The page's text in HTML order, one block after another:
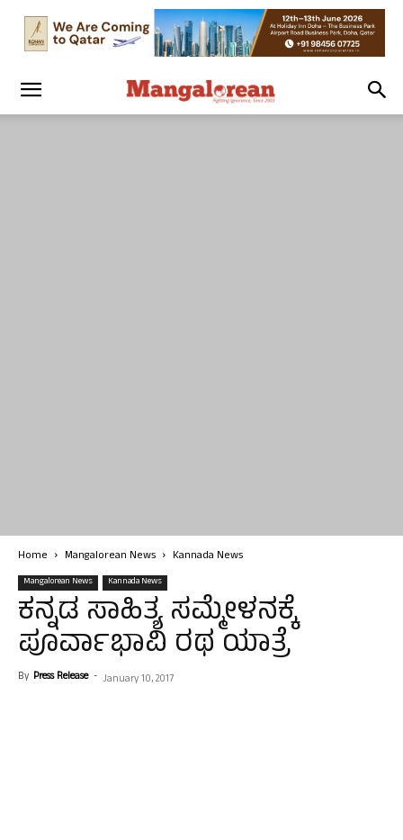
Home Mangalorean News Kannada News
Mangalorean News Kannada News
ಕನ್ನಡ ಸಾಹಿತ್ಯ ಸಮ್ಮೇಳನಕ್ಕೆ
ಪೂರ್ವಾಭಾವಿ ರಥ ಯಾತ್ರೆ
By Press Release - January 10, 2017